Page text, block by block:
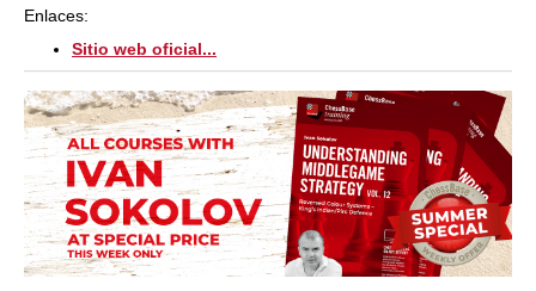
Enlaces:
Sitio web oficial...